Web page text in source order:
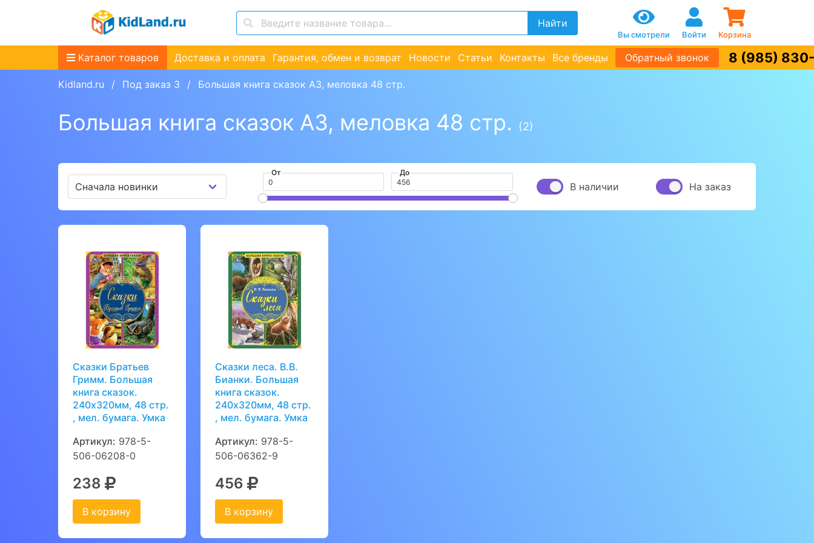
Найти
Вы смотрели Войти Корзина
Каталог товаров Доставка и оплата Гарантия, обмен и возврат Новости Статьи Контакты Все бренды Обратный звонок 8 (985)
Kidland.ru Под заказ 3 Большая книга сказок А3, меловка 48 стр.
Большая книга сказок А3, меловка 48 стр. (2)
От До
В наличии На заказ
Сказки Братьев
Гримм. Большая
книга сказок.
240х320мм, 48 стр.
, мел. бумага. Умка
Артикул: 978-5-
506-06208-0
238
В корзину
Сказки леса. В.В.
Бианки. Большая
книга сказок.
240х320мм, 48 стр.
, мел. бумага. Умка
Артикул: 978-5-
506-06362-9
456
В корзину